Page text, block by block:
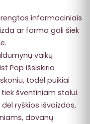
informaciniais
ar forma gali šiek
vaikų
Pop išsiskiria
todėl puikiai
šventiniam stalui.
ryškios išvaizdos,
dovanų